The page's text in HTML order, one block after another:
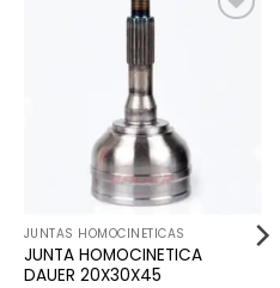
JUNTAS HOMOCINETICAS
JUNTA HOMOCINETICA
DAUER 20X30X45